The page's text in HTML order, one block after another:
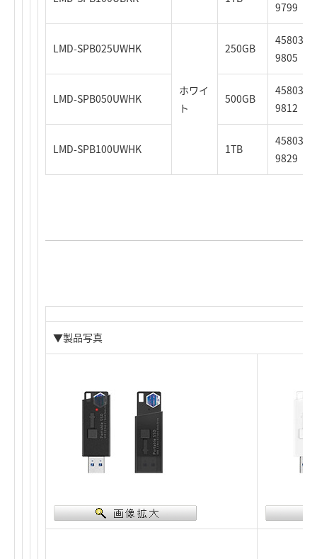
9799
LMD-SPB025UWHK
ホワイ
ト
250GB
9805
LMD-SPB050UWHK 500GB
9812
LMD-SPB100UWHK 1TB
9829
▼製品写真